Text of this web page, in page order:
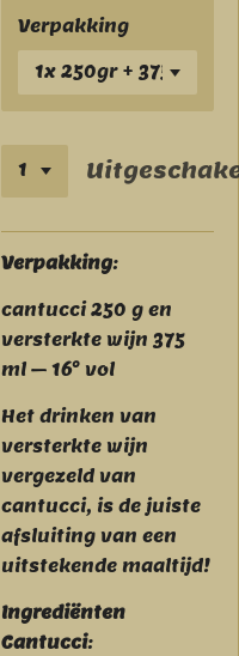
Verpakking
Verpakking:
cantucci 250 g en
versterkte wijn 375
ml – 16° vol
Het drinken van
versterkte wijn
vergezeld van
cantucci, is de juiste
afsluiting van een
uitstekende maaltijd!
Ingrediënten
Cantucci: